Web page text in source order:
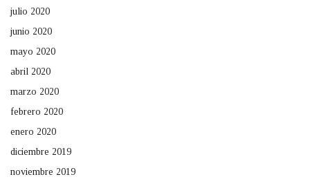
julio 2020
junio 2020
mayo 2020
abril 2020
marzo 2020
febrero 2020
enero 2020
diciembre 2019
noviembre 2019